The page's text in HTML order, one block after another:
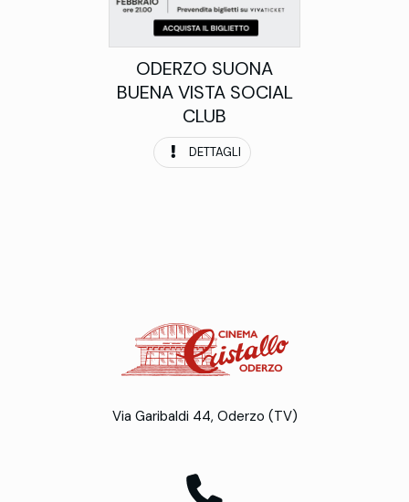
ODERZO SUONA
BUENA VISTA SOCIAL
CLUB
DETTAGLI
Via Garibaldi 44, Oderzo (TV)